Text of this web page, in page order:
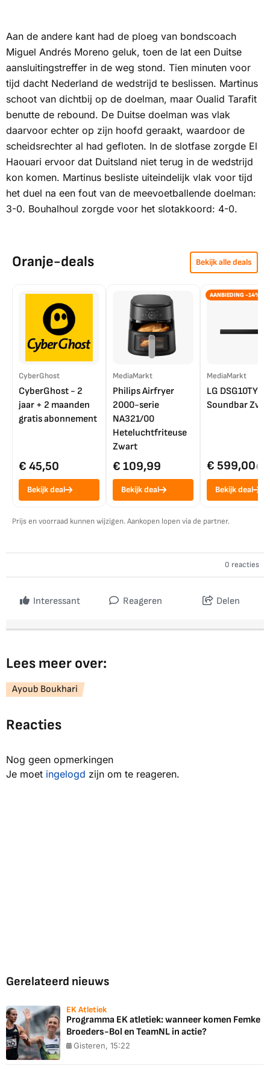
Aan de andere kant had de ploeg van bondscoach
Miguel Andrés Moreno geluk, toen de lat een Duitse
aansluitingstreffer in de weg stond. Tien minuten voor
tijd dacht Nederland de wedstrijd te beslissen. Martinus
schoot van dichtbij op de doelman, maar Oualid Tarafit
benutte de rebound. De Duitse doelman was vlak
daarvoor echter op zijn hoofd geraakt, waardoor de
scheidsrechter al had gefloten. In de slotfase zorgde El
Haouari ervoor dat Duitsland niet terug in de wedstrijd
kon komen. Martinus besliste uiteindelijk vlak voor tijd
het duel na een fout van de meevoetballende doelman:
3-0. Bouhalhoul zorgde voor het slotakkoord: 4-0.
Oranje-deals Bekijk alle deals
CyberGhost
CyberGhost - 2
jaar + 2 maanden
gratis abonnement
€ 45,50
Bekijk deal
MediaMarkt
Philips Airfryer
2000-serie
NA321/00
Heteluchtfriteuse
Zwart
€ 109,99
Bekijk deal
AANBIEDING -14%
MediaMarkt
LG DSG10TY
Soundbar
€ 599,00€
Bekijk deal
Prijs en voorraad kunnen wijzigen. Aankopen lopen via de partner.
0 reacties
Interessant Reageren Delen
Lees meer over:
Ayoub Boukhari
Reacties
Nog geen opmerkingen
Je moet ingelogd zijn om te reageren.
Gerelateerd nieuws
EK Atletiek
Programma EK atletiek: wanneer komen Femke
Broeders-Bol en TeamNL in actie?
Gisteren, 15:22